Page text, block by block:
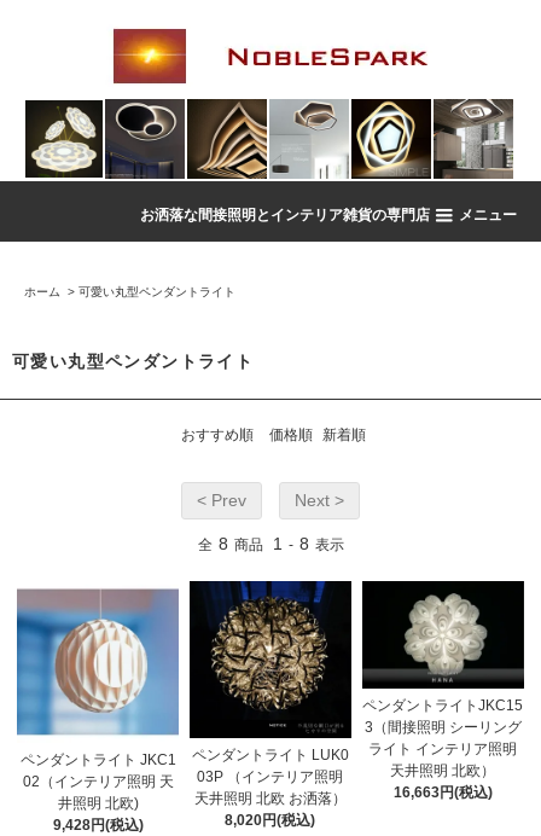
お洒落な間接照明とインテリア雑貨の専門店 メニュー
ホーム > 可愛い丸型ペンダントライト
可愛い丸型ペンダントライト
おすすめ順 価格順 新着順
< Prev Next >
全 8 商品 1 - 8 表示
ペンダントライト JKC1
02（インテリア照明 天
井照明 北欧)
9,428円(税込)
ペンダントライト LUK0
03P （インテリア照明
天井照明 北欧 お洒落）
8,020円(税込)
ペンダントライトJKC15
3（間接照明 シーリング
ライト インテリア照明
天井照明 北欧）
16,663円(税込)